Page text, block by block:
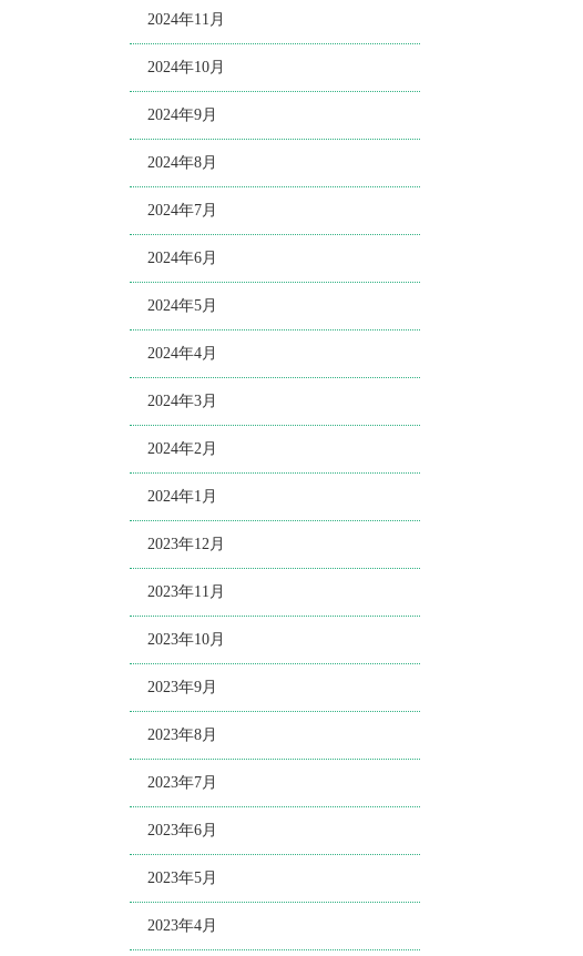
2024年11月
2024年10月
2024年9月
2024年8月
2024年7月
2024年6月
2024年5月
2024年4月
2024年3月
2024年2月
2024年1月
2023年12月
2023年11月
2023年10月
2023年9月
2023年8月
2023年7月
2023年6月
2023年5月
2023年4月